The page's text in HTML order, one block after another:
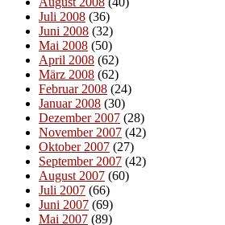
Juli 2008 (36)
Juni 2008 (32)
Mai 2008 (50)
April 2008 (62)
März 2008 (62)
Februar 2008 (24)
Januar 2008 (30)
Dezember 2007 (28)
November 2007 (42)
Oktober 2007 (27)
September 2007 (42)
August 2007 (60)
Juli 2007 (66)
Juni 2007 (69)
Mai 2007 (89)